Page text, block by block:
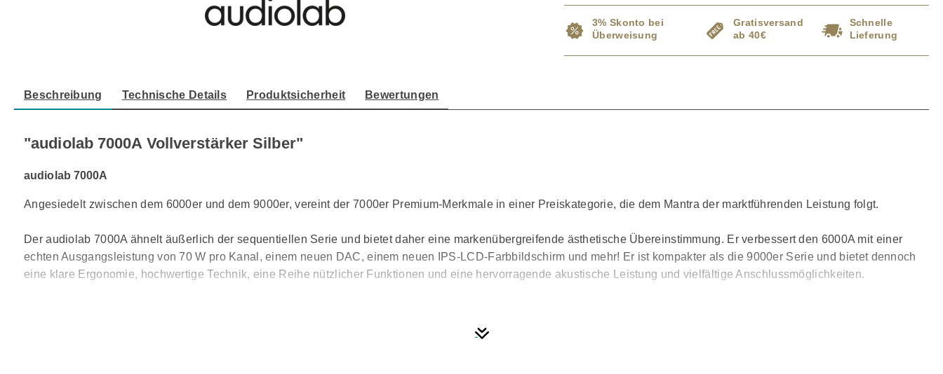
3% Skonto bei
Überweisung
Gratisversand
ab 40€
Schnelle
Lieferung
Beschreibung Technische Details Produktsicherheit Bewertungen
"audiolab 7000A Vollverstärker Silber"
audiolab 7000A
Angesiedelt zwischen dem 6000er und dem 9000er, vereint der 7000er Premium-Merkmale in einer Preiskategorie, die dem Mantra der marktführenden Leistung folgt.
Der audiolab 7000A ähnelt äußerlich der sequentiellen Serie und bietet daher eine markenübergreifende ästhetische Übereinstimmung. Er verbessert den 6000A mit einer
echten Ausgangsleistung von 70 W pro Kanal, einem neuen DAC, einem neuen IPS-LCD-Farbbildschirm und mehr! Er ist kompakter als die 9000er Serie und bietet dennoch
eine klare Ergonomie, hochwertige Technik, eine Reihe nützlicher Funktionen und eine hervorragende akustische Leistung und vielfältige Anschlussmöglichkeiten.